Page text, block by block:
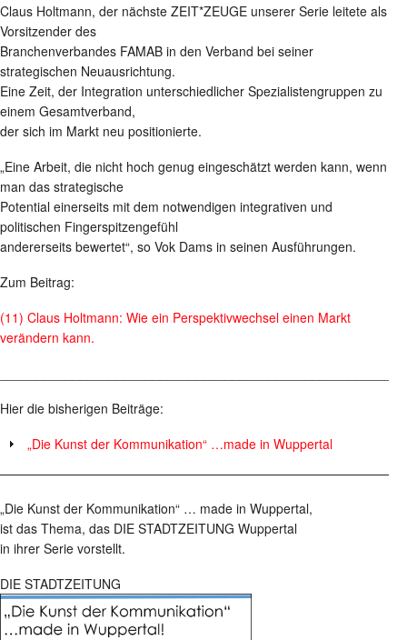
Claus Holtmann, der nächste ZEIT*ZEUGE unserer Serie leitete als
Vorsitzender des
Branchenverbandes FAMAB in den Verband bei seiner
strategischen Neuausrichtung.
Eine Zeit, der Integration unterschiedlicher Spezialistengruppen zu
einem Gesamtverband,
der sich im Markt neu positionierte.
„Eine Arbeit, die nicht hoch genug eingeschätzt werden kann, wenn
man das strategische
Potential einerseits mit dem notwendigen integrativen und
politischen Fingerspitzengefühl
andererseits bewertet“, so Vok Dams in seinen Ausführungen.
Zum Beitrag:
(11) Claus Holtmann: Wie ein Perspektivwechsel einen Markt
verändern kann.
Hier die bisherigen Beiträge:
„Die Kunst der Kommunikation“ …made in Wuppertal
„Die Kunst der Kommunikation“ … made in Wuppertal,
ist das Thema, das DIE STADTZEITUNG Wuppertal
in ihrer Serie vorstellt.
DIE STADTZEITUNG